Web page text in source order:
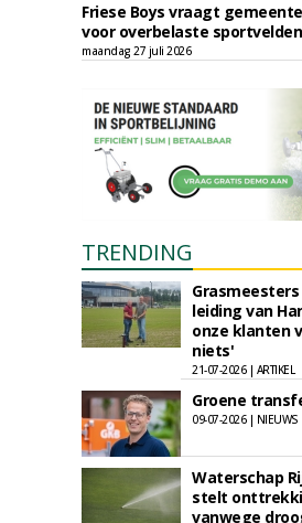
Friese Boys vraagt
voor overbelaste sportvelden
maandag 27 juli 2026
TRENDING
leiding van
onze klanten
niets'
21-07-2026 | ARTIKEL
Groene
09-07-2026 | NIEUWS
Waterschap
stelt
vanwege